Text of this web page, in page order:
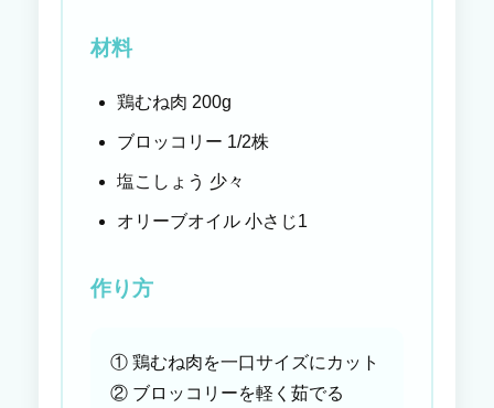
材料
鶏むね肉 200g
ブロッコリー 1/2株
塩こしょう 少々
オリーブオイル 小さじ1
作り方
① 鶏むね肉を一口サイズにカット
② ブロッコリーを軽く茹でる